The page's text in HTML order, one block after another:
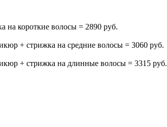
короткие волосы = 2890 руб.
+ стрижка на средние волосы = 3060 руб.
+ стрижка на длинные волосы = 3315 руб.